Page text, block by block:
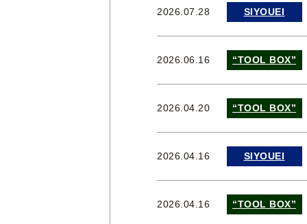
2026.07.28 SIYOUEI
2026.06.16 “TOOL BOX”
2026.04.20 “TOOL BOX”
2026.04.16 SIYOUEI
2026.04.16 “TOOL BOX”